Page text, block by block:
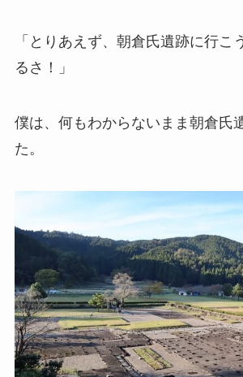
「とりあえず、朝倉氏遺跡に行こ
るさ！」
僕は、何もわからないまま朝倉氏
た。